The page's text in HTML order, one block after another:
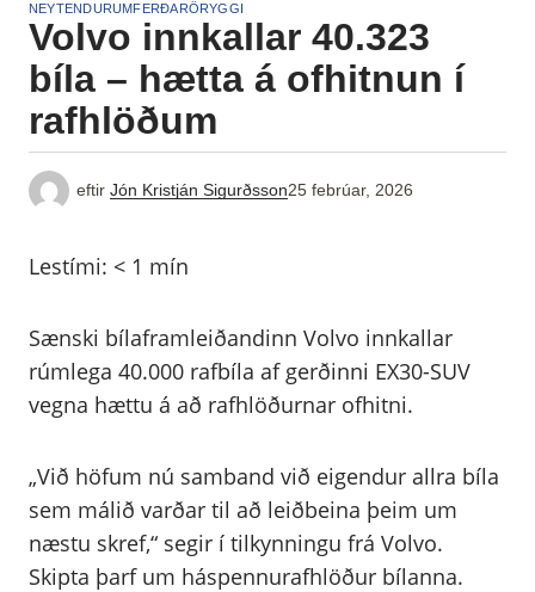
NEYTENDURUMFERÐARÖRYGGI
Volvo innkallar 40.323
bíla – hætta á ofhitnun í
rafhlöðum
eftir Jón Kristján Sigurðsson25 febrúar, 2026
Lestími: < 1 mín
Sænski bílaframleiðandinn Volvo innkallar
rúmlega 40.000 rafbíla af gerðinni EX30-SUV
vegna hættu á að rafhlöðurnar ofhitni.
„Við höfum nú samband við eigendur allra bíla
sem málið varðar til að leiðbeina þeim um
næstu skref,“ segir í tilkynningu frá Volvo.
Skipta þarf um háspennurafhlöður bílanna.